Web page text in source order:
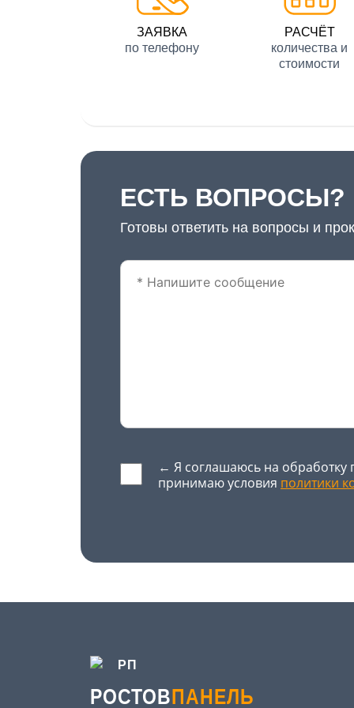
ЗАЯВКА
по телефону
РАСЧЁТ
количества и
стоимости
ЕСТЬ ВОПРОСЫ?
Готовы ответить на вопросы и
← Я соглашаюсь на обработку
принимаю условия политики
РОСТОВПАНЕЛЬ